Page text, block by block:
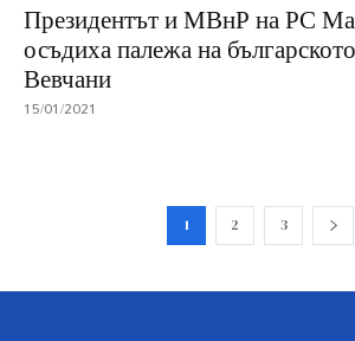
Президентът и МВнР на РС
осъдиха палежа на
Вевчани
15/01/2021
1 2 3